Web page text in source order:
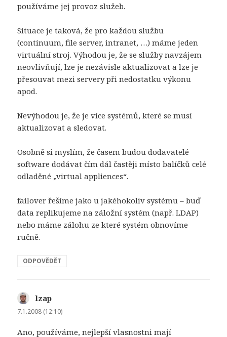
používáme jej provoz služeb.
Situace je taková, že pro každou službu
(continuum, file server, intranet, …) máme jeden
virtuální stroj. Výhodou je, že se služby navzájem
neovlivňují, lze je nezávisle aktualizovat a lze je
přesouvat mezi servery při nedostatku výkonu
apod.
Nevýhodou je, že je více systémů, které se musí
aktualizovat a sledovat.
Osobně si myslím, že časem budou dodavatelé
software dodávat čím dál častěji místo balíčků celé
odladěné „virtual appliences“.
failover řešíme jako u jakéhokoliv systému – buď
data replikujeme na záložní systém (např. LDAP)
nebo máme zálohu ze které systém obnovíme
ručně.
ODPOVĚDĚT
lzap
7.1.2008 (12:10)
Ano, používáme, nejlepší vlasnostni mají